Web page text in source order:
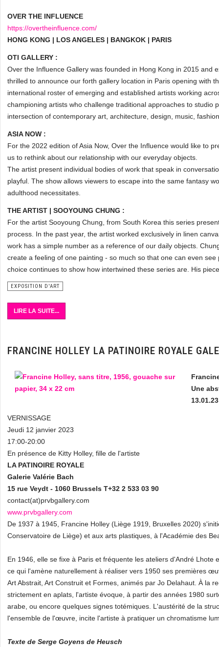
OVER THE INFLUENCE
https://overtheinfluence.com/
HONG KONG | LOS ANGELES | BANGKOK | PARIS
OTI GALLERY :
Over the Influence Gallery was founded in Hong Kong in 2015 and
thrilled to announce our forth gallery location in Paris opening with
international roster of emerging and established artists working
championing artists who challenge traditional approaches to
intersection of contemporary art, architecture, design, music,
ASIA NOW :
For the 2022 edition of Asia Now, Over the Influence would like to
us to rethink about our relationship with our everyday objects.
The artist present individual bodies of work that speak in
playful. The show allows viewers to escape into the same fantasy
adulthood necessitates.
THE ARTIST | SOOYOUNG CHUNG :
For the artist Sooyoung Chung, from South Korea this series
process. In the past year, the artist worked exclusively in linen
work has a simple number as a reference of our daily objects.
create a feeling of one painting - so much so that one can even
choice continues to show how intertwined these series are. His
EXPOSITION D'ART
LIRE LA SUITE...
FRANCINE HOLLEY LA PATINOIRE ROYALE
Une
VERNISSAGE
Jeudi 12 janvier 2023
17:00-20:00
En présence de Kitty Holley, fille de l'artiste
LA PATINOIRE ROYALE
Galerie Valérie Bach
15 rue Veydt - 1060 Brussels T+32 2 533 03 90
contact(at)prvbgallery.com
www.prvbgallery.com
De 1937 à 1945, Francine Holley (Liège 1919, Bruxelles 2020)
Conservatoire de Liège) et aux arts plastiques, à l'Académie des
En 1946, elle se fixe à Paris et fréquente les ateliers d'André
ce qui l'amène naturellement à réaliser vers 1950 ses premières
Art Abstrait, Art Construit et Formes, animés par Jo Delahaut. À la
strictement en aplats, l'artiste évoque, à partir des années 1980
arabe, ou encore quelques signes totémiques. L'austérité de la
l'ensemble de l'œuvre, incite l'artiste à pratiquer un chromatisme
Texte de Serge Goyens de Heusch